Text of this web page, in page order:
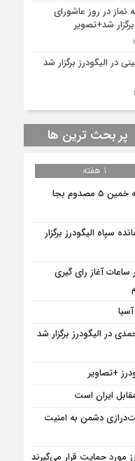
نماز در روز عاشورای
شد+تصویر
در الیگودرز برگزار شد
پر بحث ترین ها
1 هفته
برخورد سه خودرو در محور الیگودرز به خمین ۵ مصدوم بجا
سپاه الیگودرز برگزار
آغاز رای گیری
در الیگودرز برگزار شد
+تصاویر
ایران است
دشمن به امنیت
مورد حمایت قرار می‌گیرند